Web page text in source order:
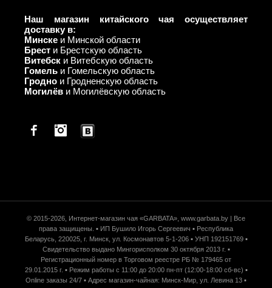
Наш магазин китайского чая осуществляет
доставку в:
Минске и Минской области
Брест и Брестскую область
Витебск и Витебскую область
Гомель и Гомельскую область
Гродно и Гродненскую область
Могилёв и Могилёвскую область
Facebook
© 2015-2026, Интернет-магазин чая «GARBATA», www.garbata.by | Все
права защищены. ▪ ИП Бушило Игорь Сергеевич ▪ Республика
Беларусь, 220025, г. Минск, ул. Космонавтов 5-1-206 ▪ УНП 192151769 ▪
Свидетельство выдано Мингорисполком 30 октября 2013 г. ▪
Регистрационный номер в Торговом реестре РБ № 179465 от
29.01.2015 г. ▪ Режим работы c 11:00 до 20:00 пн-пт (12:00-18:00 сб-вс) ▪
Online заказы 24/7 ▪ Адрес магазин-чайная: Минск-Мир, ул. Левина 13 ▪